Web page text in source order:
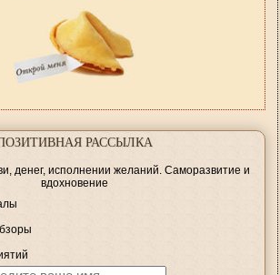
РАССЫЛКА
денег, исполнении желаний. Саморазвитие и
вдохновение